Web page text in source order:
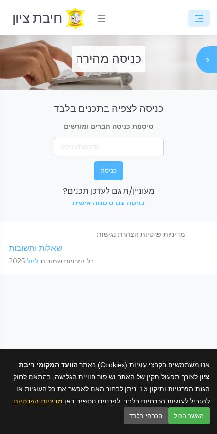
אנו משתמשים בקבצי עוגיות (Cookies) באתר
הוועד המקומי חיבת
ציון לצורך תפעול תקין של האתר ושיפור חוויית הגלישה, בהתאם לחוק
הגנת הפרטיות ותיקון 13. ניתן לבחור האם לאפשר את כל העוגיות או
להגביל לעוגיות הכרחיות בלבד. לפרטים נוספים ראו מדיניות הפרטיות
מאשר הכול הכרחי בלבד
חיבת ציון
כניסה מהירה
כניסה לצפיה בתכנים בלבד
סיסמת כניסה חברים ומורשים
כניסה
מעוניין/ת גם לעדכן תכנים?
כניסה עם סיסמה אישית
מדיניות פרטיות הצהרת נגישות
שאלות ותשובות
כל הזכויות שמורות ליגל